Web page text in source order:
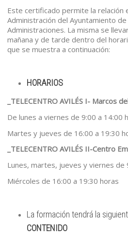
Este certificado permite la relación
Administración del Ayuntamiento
Administraciones. La misma se
mañana y de tarde dentro del
que se muestra a continuación:
HORARIOS
_TELECENTRO AVILÉS I- Marcos
De lunes a viernes de 9:00 a 14:00
Martes y jueves de 16:00 a 19:30
_TELECENTRO AVILÉS II-Centro
Lunes, martes, jueves y viernes de
Miércoles de 16:00 a 19:30 horas
La formación tendrá la
CONTENIDO